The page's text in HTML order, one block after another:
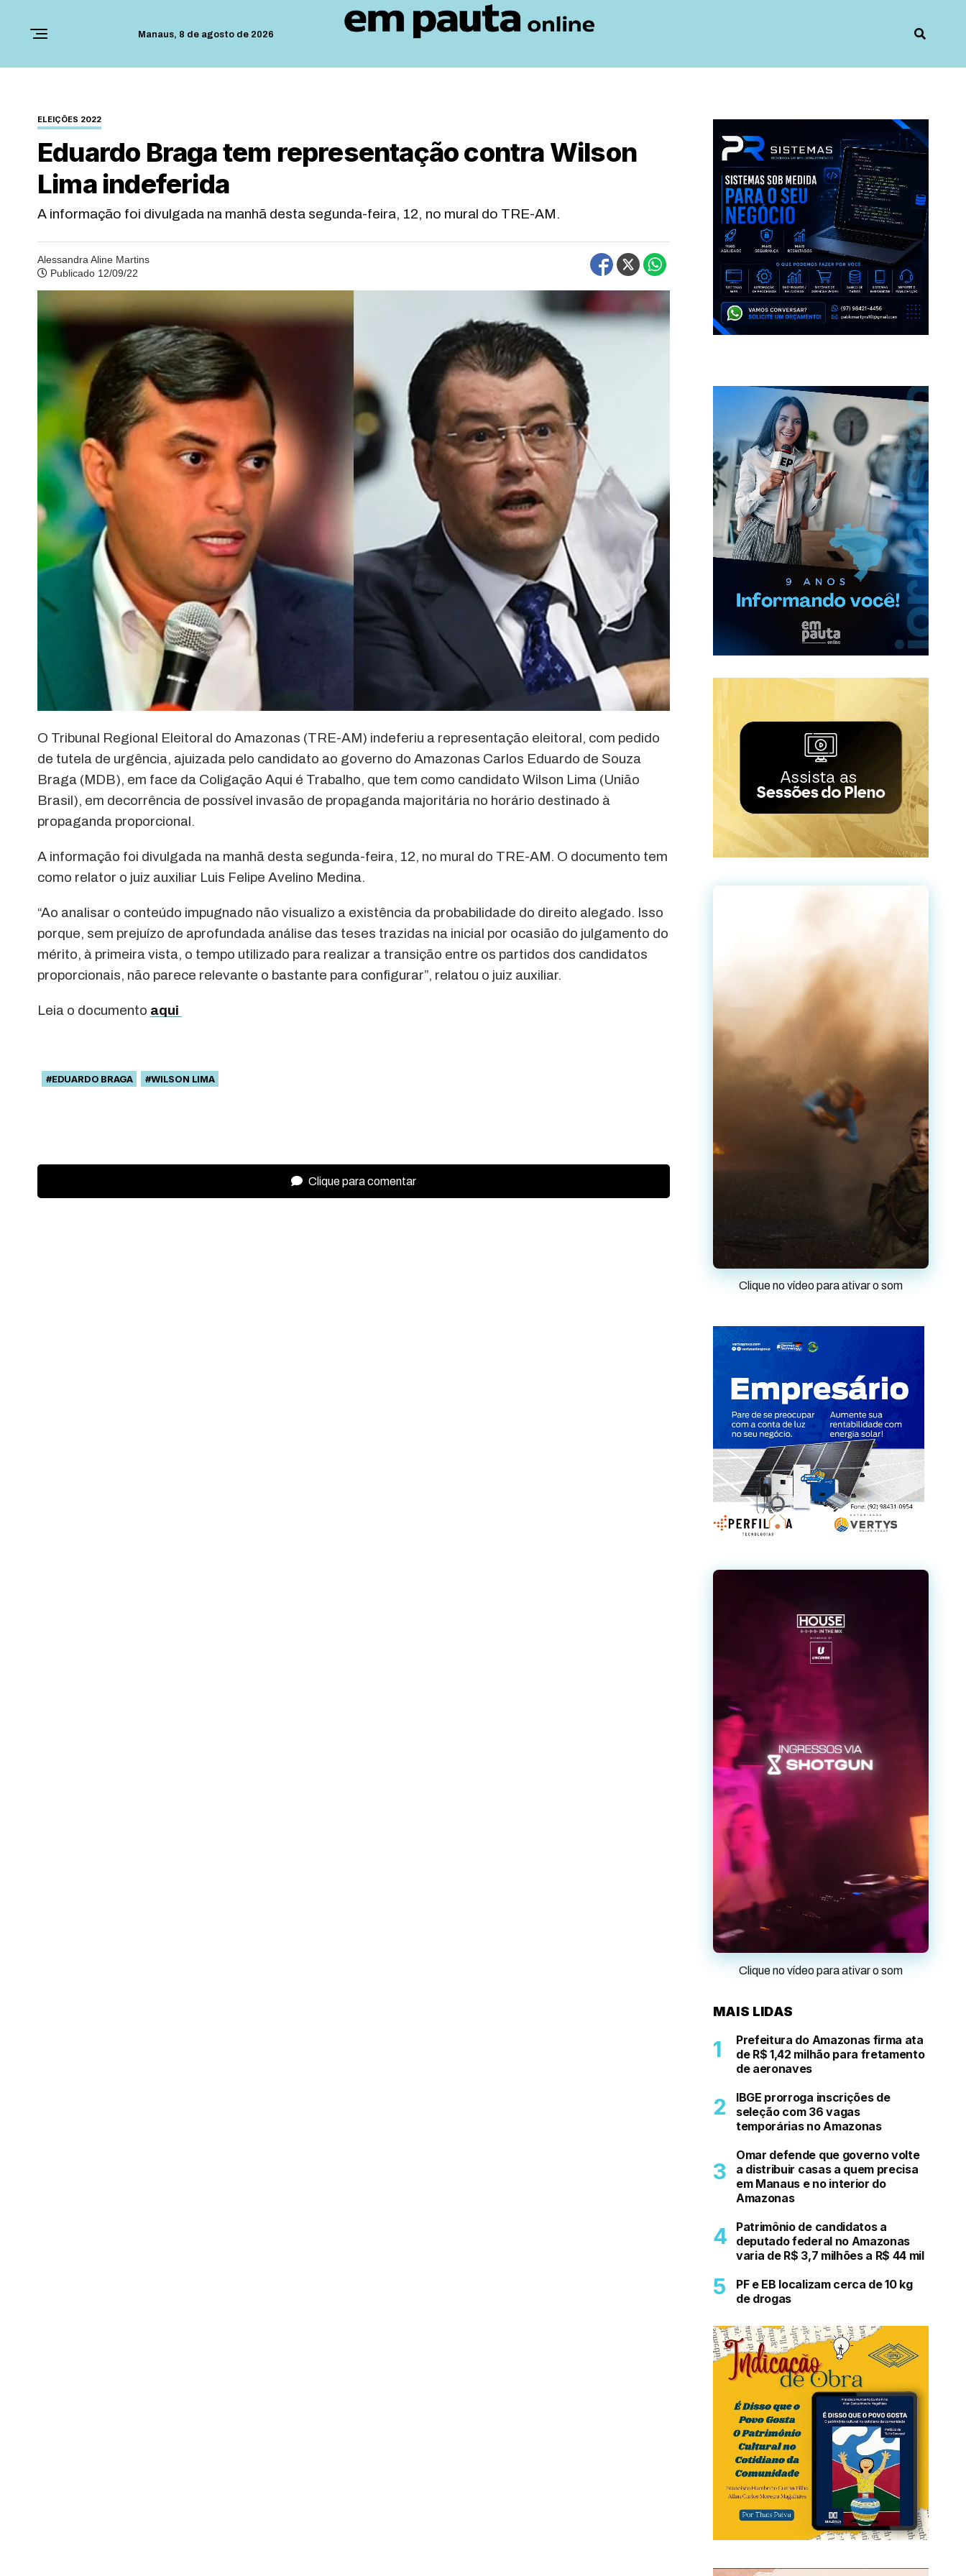
Manaus, 8 de agosto de 2026
ELEIÇÕES 2022
Eduardo Braga tem representação contra Wilson
Lima indeferida
A informação foi divulgada na manhã desta segunda-feira, 12, no mural do TRE-AM.
Alessandra Aline Martins
Publicado 12/09/22
O Tribunal Regional Eleitoral do Amazonas (TRE-AM) indeferiu a representação eleitoral, com pedido
de tutela de urgência, ajuizada pelo candidato ao governo do Amazonas Carlos Eduardo de Souza
Braga (MDB), em face da Coligação Aqui é Trabalho, que tem como candidato Wilson Lima (União
Brasil), em decorrência de possível invasão de propaganda majoritária no horário destinado à
propaganda proporcional.
A informação foi divulgada na manhã desta segunda-feira, 12, no mural do TRE-AM. O documento tem
como relator o juiz auxiliar Luis Felipe Avelino Medina.
“Ao analisar o conteúdo impugnado não visualizo a existência da probabilidade do direito alegado. Isso
porque, sem prejuízo de aprofundada análise das teses trazidas na inicial por ocasião do julgamento do
mérito, à primeira vista, o tempo utilizado para realizar a transição entre os partidos dos candidatos
proporcionais, não parece relevante o bastante para configurar”, relatou o juiz auxiliar.
Leia o documento aqui
#EDUARDO BRAGA #WILSON LIMA
Clique para comentar
Clique no vídeo para ativar o som
Clique no vídeo para ativar o som
MAIS LIDAS
Prefeitura do Amazonas firma ata
de R$ 1,42 milhão para fretamento
de aeronaves
IBGE prorroga inscrições de
seleção com 36 vagas
temporárias no Amazonas
Omar defende que governo volte
a distribuir casas a quem precisa
em Manaus e no interior do
Amazonas
Patrimônio de candidatos a
deputado federal no Amazonas
varia de R$ 3,7 milhões a R$ 44 mil
PF e EB localizam cerca de 10 kg
de drogas